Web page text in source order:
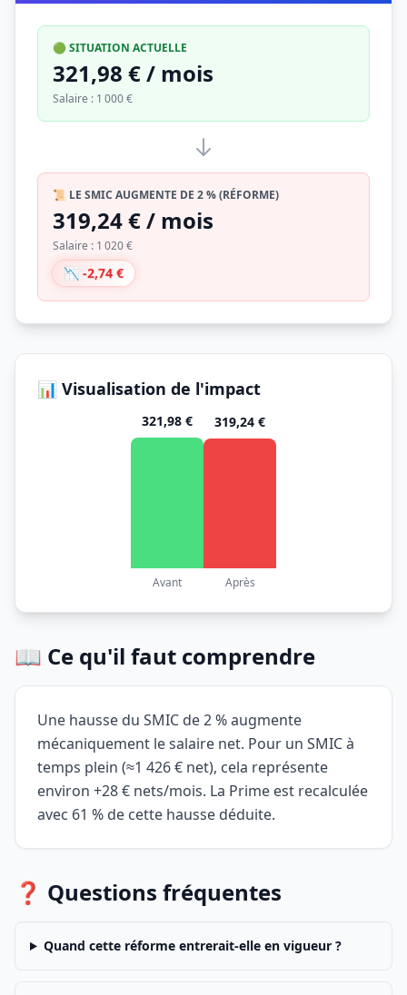
🟢 SITUATION ACTUELLE
321,98 € / mois
Salaire : 1 000 €
📜 LE SMIC AUGMENTE DE 2 % (RÉFORME)
319,24 € / mois
Salaire : 1 020 €
📉 -2,74 €
📊 Visualisation de l'impact
321,98 €
Avant
319,24 €
Après
📖 Ce qu'il faut comprendre
Une hausse du SMIC de 2 % augmente
mécaniquement le salaire net. Pour un SMIC à
temps plein (≈1 426 € net), cela représente
environ +28 € nets/mois. La Prime est recalculée
avec 61 % de cette hausse déduite.
❓ Questions fréquentes
Quand cette réforme entrerait-elle en vigueur ?